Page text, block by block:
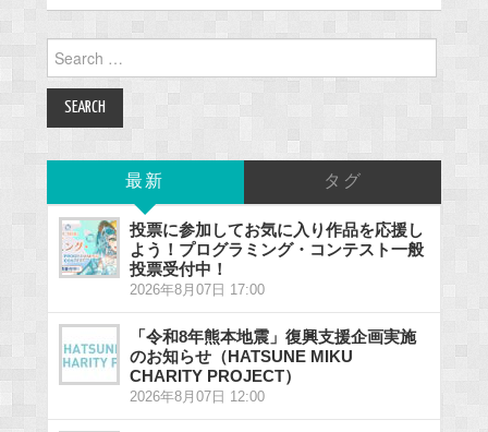
for:
最新 タグ
投票に参加してお気に入り作品を応援し
よう！プログラミング・コンテスト一般
投票受付中！
2026年8月07日 17:00
「令和8年熊本地震」復興支援企画実施
のお知らせ（HATSUNE MIKU
CHARITY PROJECT）
2026年8月07日 12:00